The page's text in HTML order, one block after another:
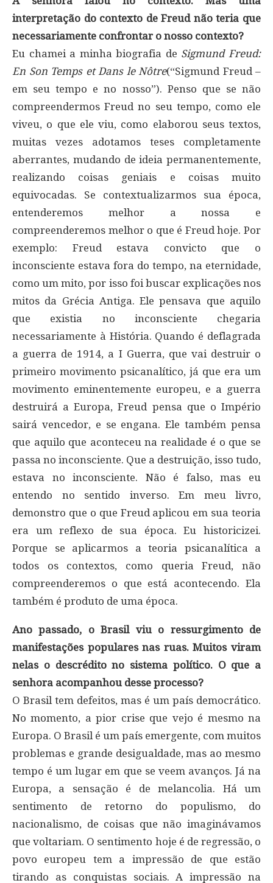
interpretação do contexto de Freud não teria que
necessariamente confrontar o nosso contexto?
Eu chamei a minha biografia de Sigmund Freud:
En Son Temps et Dans le Nôtre(“Sigmund Freud –
em seu tempo e no nosso”). Penso que se não
compreendermos Freud no seu tempo, como ele
viveu, o que ele viu, como elaborou seus textos,
muitas vezes adotamos teses completamente
aberrantes, mudando de ideia permanentemente,
realizando coisas geniais e coisas muito
equivocadas. Se contextualizarmos sua época,
entenderemos melhor a nossa e
compreenderemos melhor o que é Freud hoje. Por
exemplo: Freud estava convicto que o
inconsciente estava fora do tempo, na eternidade,
como um mito, por isso foi buscar explicações nos
mitos da Grécia Antiga. Ele pensava que aquilo
que existia no inconsciente chegaria
necessariamente à História. Quando é deflagrada
a guerra de 1914, a I Guerra, que vai destruir o
primeiro movimento psicanalítico, já que era um
movimento eminentemente europeu, e a guerra
destruirá a Europa, Freud pensa que o Império
sairá vencedor, e se engana. Ele também pensa
que aquilo que aconteceu na realidade é o que se
passa no inconsciente. Que a destruição, isso tudo,
estava no inconsciente. Não é falso, mas eu
entendo no sentido inverso. Em meu livro,
demonstro que o que Freud aplicou em sua teoria
era um reflexo de sua época. Eu historicizei.
Porque se aplicarmos a teoria psicanalítica a
todos os contextos, como queria Freud, não
compreenderemos o que está acontecendo. Ela
também é produto de uma época.
Ano passado, o Brasil viu o ressurgimento de
manifestações populares nas ruas. Muitos viram
nelas o descrédito no sistema político. O que a
senhora acompanhou desse processo?
O Brasil tem defeitos, mas é um país democrático.
No momento, a pior crise que vejo é mesmo na
Europa. O Brasil é um país emergente, com muitos
problemas e grande desigualdade, mas ao mesmo
tempo é um lugar em que se veem avanços. Já na
Europa, a sensação é de melancolia. Há um
sentimento de retorno do populismo, do
nacionalismo, de coisas que não imaginávamos
que voltariam. O sentimento hoje é de regressão, o
povo europeu tem a impressão de que estão
tirando as conquistas sociais. A impressão na